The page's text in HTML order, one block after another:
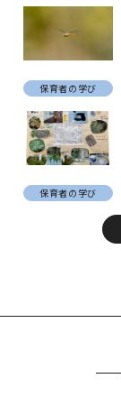
保育者の学び
保育者の学び